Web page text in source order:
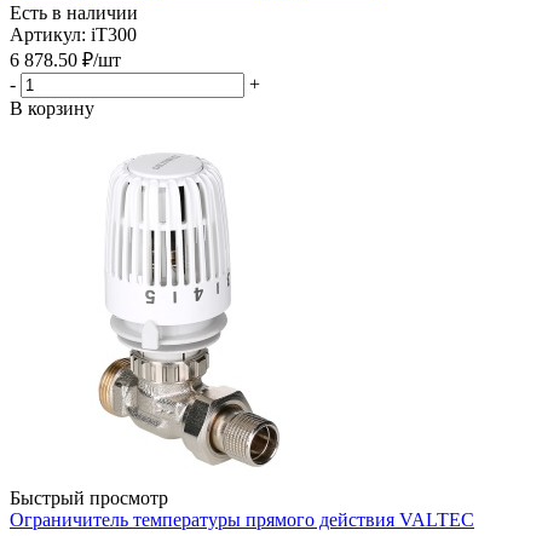
Есть в наличии
Артикул: iT300
6 878.50 ₽/шт
-
+
В корзину
Быстрый просмотр
Ограничитель температуры прямого действия VALTEC